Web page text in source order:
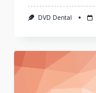
DVD Dental